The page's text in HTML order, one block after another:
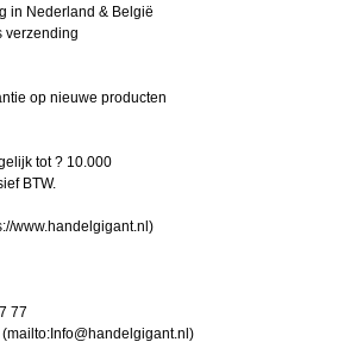
in Nederland & België
verzending
op nieuwe producten
tot ? 10.000
BTW.
www.handelgigant.nl)
77